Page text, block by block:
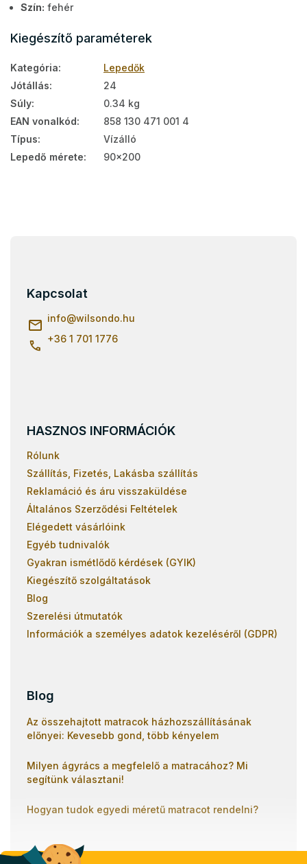
Szín: fehér
Kiegészítő paraméterek
Kategória:
Lepedők
Jótállás:
24
Súly:
0.34 kg
EAN vonalkód:
858 130 471 001 4
Típus:
Vízálló
Lepedő mérete: 90x200
Kapcsolat
info@wilsondo.hu
+36 1 701 1776
HASZNOS INFORMÁCIÓK
Rólunk
Szállítás, Fizetés, Lakásba szállítás
Reklamáció és áru visszaküldése
Általános Szerződési Feltételek
Elégedett vásárlóink
Egyéb tudnivalók
Gyakran ismétlődő kérdések (GYIK)
Kiegészítő szolgáltatások
Blog
Szerelési útmutatók
Információk a személyes adatok kezeléséről (GDPR)
Blog
Az összehajtott matracok házhozszállításának
előnyei: Kevesebb gond, több kényelem
Milyen ágyrács a megfelelő a matracához? Mi
segítünk választani!
Hogyan tudok egyedi méretű matracot rendelni?